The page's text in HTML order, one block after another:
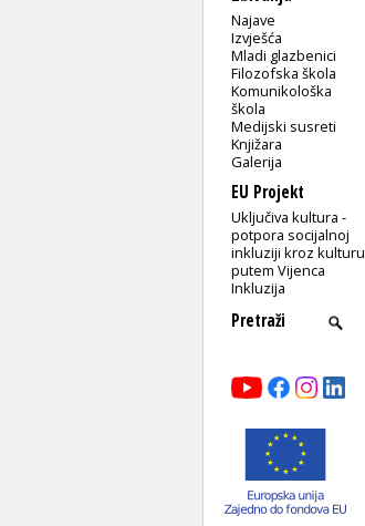
Najave
Izvješća
Mladi glazbenici
Filozofska škola
Komunikološka
škola
Medijski susreti
Knjižara
Galerija
EU Projekt
Uključiva kultura -
potpora socijalnoj
inkluziji kroz kulturu
putem Vijenca
Inkluzija